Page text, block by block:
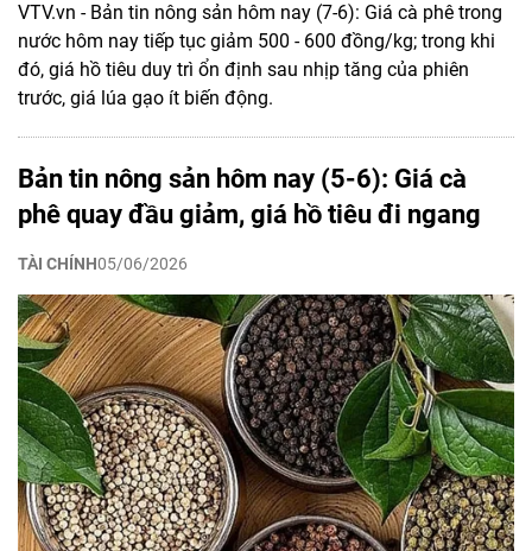
VTV.vn - Bản tin nông sản hôm nay (7-6): Giá cà phê trong
nước hôm nay tiếp tục giảm 500 - 600 đồng/kg; trong khi
đó, giá hồ tiêu duy trì ổn định sau nhịp tăng của phiên
trước, giá lúa gạo ít biến động.
Bản tin nông sản hôm nay (5-6): Giá cà
phê quay đầu giảm, giá hồ tiêu đi ngang
TÀI CHÍNH05/06/2026